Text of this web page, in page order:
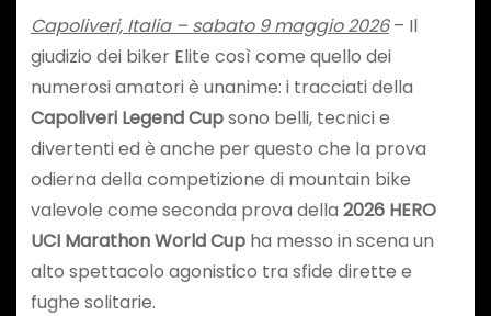
Capoliveri, Italia– sabato 9 maggio 2026– Il
giudizio dei biker Elite così come quello dei
numerosi amatori è unanime: i tracciati della
Capoliveri Legend Cupsono belli, tecnici e
divertenti ed è anche per questo che la prova
odierna della competizione di mountain bike
valevole come seconda prova della 2026 HERO
UCI MarathonWorld Cup ha messo in scena un
alto spettacolo agonistico tra sfide dirette e
fughe solitarie.